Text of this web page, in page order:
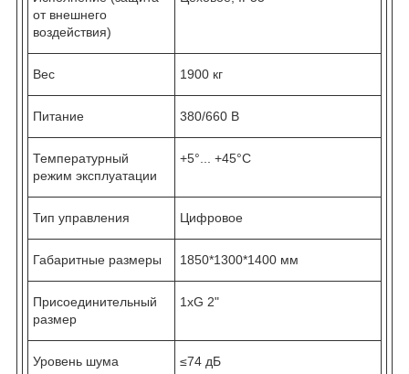
от внешнего
воздействия)
Вес 1900 кг
Питание 380/660 В
Температурный
режим эксплуатации
+5°... +45°С
Тип управления Цифровое
Габаритные размеры 1850*1300*1400 мм
Присоединительный
размер
1хG 2"
Уровень шума ≤74 дБ